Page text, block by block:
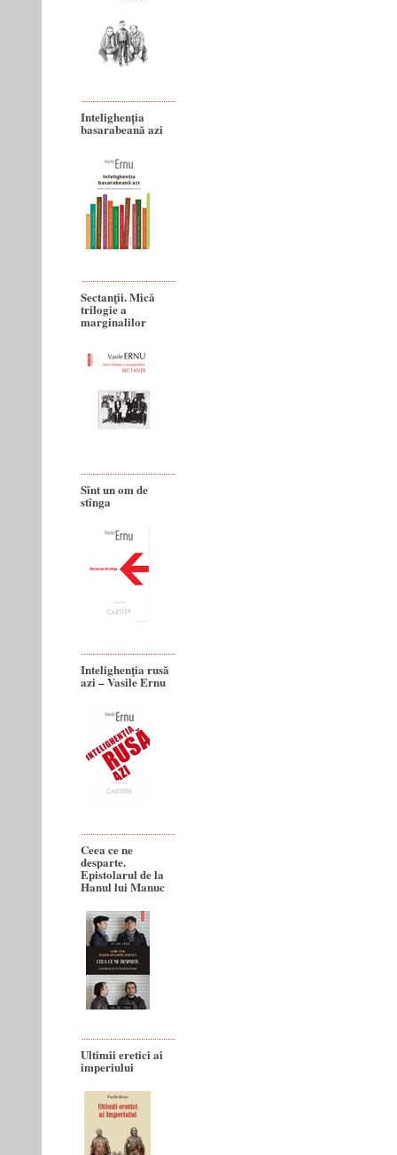
Intelighenția
basarabeană azi
Sectanţii. Mică
trilogie a
marginalilor
Sînt un om de
stînga
Intelighenţia rusă
azi – Vasile Ernu
Ceea ce ne
desparte.
Epistolarul de la
Hanul lui Manuc
Ultimii eretici ai
imperiului